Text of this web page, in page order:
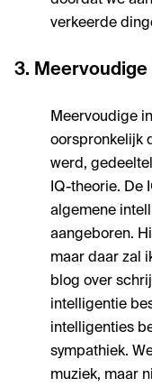
verkeerde
3.
Meervoudige
oorspronkelijk
werd,
IQ-theorie. De
algemene
aangeboren.
maar daar zal
blog over
intelligentie
intelligenties
sympathiek.
muziek, maar